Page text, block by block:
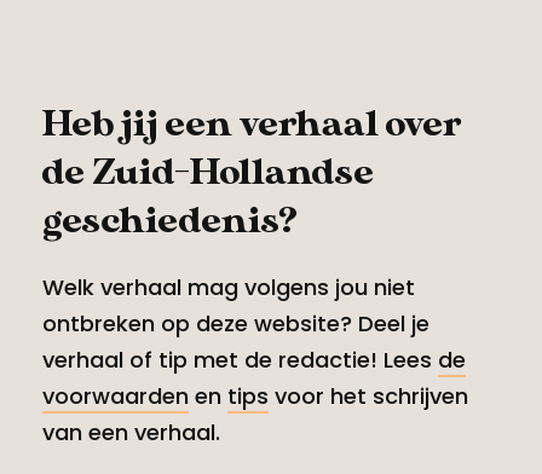
Heb jij een verhaal over
de Zuid-Hollandse
geschiedenis?
Welk verhaal mag volgens jou niet
ontbreken op deze website? Deel je
verhaal of tip met de redactie! Lees de
voorwaarden en tips voor het schrijven
van een verhaal.